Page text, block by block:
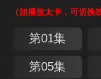
（如播放太卡，可切换
第01集
第05集